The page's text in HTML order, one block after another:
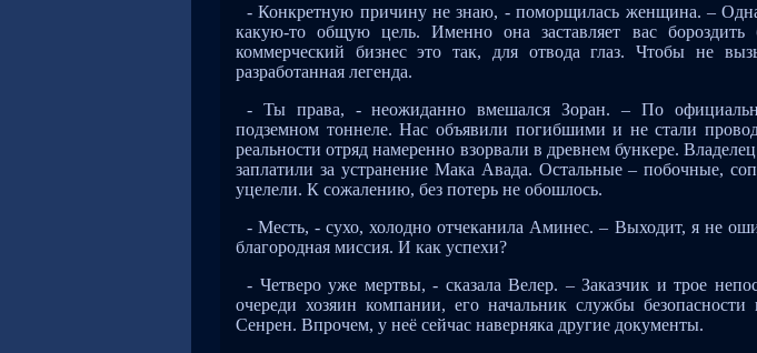
- Конкретную причину не знаю, - поморщилась женщина. –
какую-то общую цель. Именно она заставляет вас
коммерческий бизнес это так, для отвода глаз. Чтобы не
разработанная легенда.
- Ты права, - неожиданно вмешался Зоран. – По
подземном тоннеле. Нас объявили погибшими и не стали
реальности отряд намеренно взорвали в древнем бункере.
заплатили за устранение Мака Авада. Остальные – побочные,
уцелели. К сожалению, без потерь не обошлось.
- Месть, - сухо, холодно отчеканила Аминес. – Выходит, я не
благородная миссия. И как успехи?
- Четверо уже мертвы, - сказала Велер. – Заказчик и трое
очереди хозяин компании, его начальник службы
Сенрен. Впрочем, у неё сейчас наверняка другие документы.